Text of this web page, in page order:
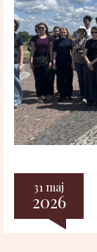
31 maj
2026